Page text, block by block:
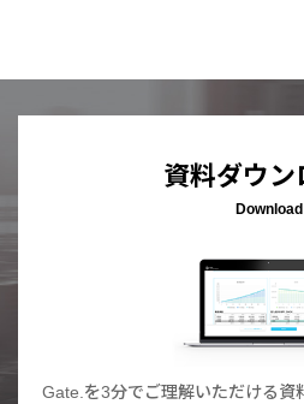
資料ダウン
Download
Gate.を3分でご理解いただける資